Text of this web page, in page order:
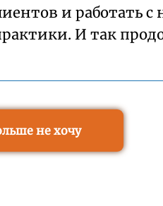
и работать
И так
не хочу